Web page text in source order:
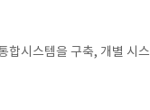
합시스템을 구축, 개별 시스